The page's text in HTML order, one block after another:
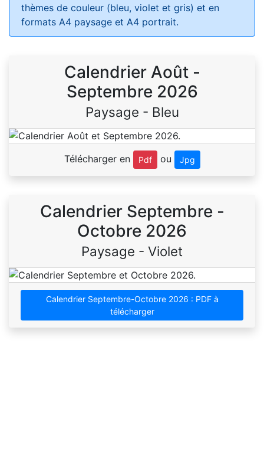
thèmes de couleur (bleu, violet et gris) et en
formats A4 paysage et A4 portrait.
Calendrier Août -
Septembre 2026
Paysage - Bleu
Télécharger en Pdf ou Jpg
Calendrier Septembre -
Octobre 2026
Paysage - Violet
Calendrier Septembre-Octobre 2026 : PDF à
télécharger